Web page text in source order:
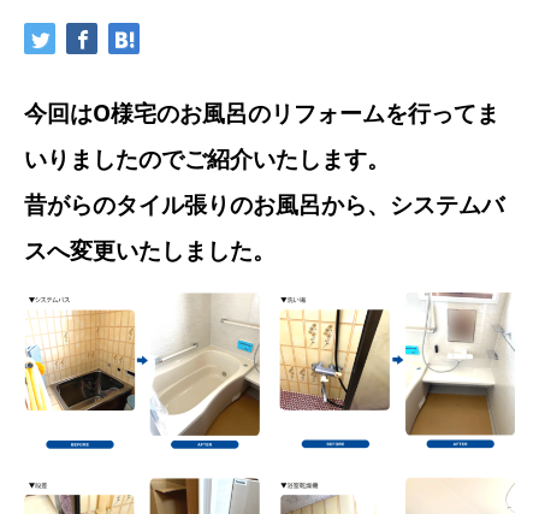
今回はO様宅のお風呂のリフォームを行ってま
いりましたのでご紹介いたします。
昔がらのタイル張りのお風呂から、システムバ
スへ変更いたしました。